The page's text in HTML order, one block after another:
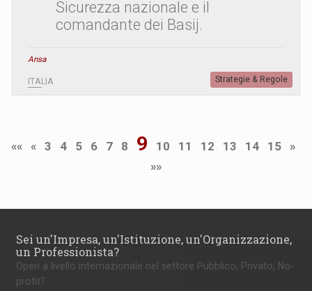
Sicurezza nazionale e il
comandante dei Basij.
Ansa
ITALIA Strategie & Regole
«« « 3 4 5 6 7 8 9 10 11 12 13 14 15
»
»»
Sei un'Impresa, un'Istituzione, un'Organizzazione,
un Professionista?
Operi a livello internazionale nel settore Pubblico, Privato, No-
profit?